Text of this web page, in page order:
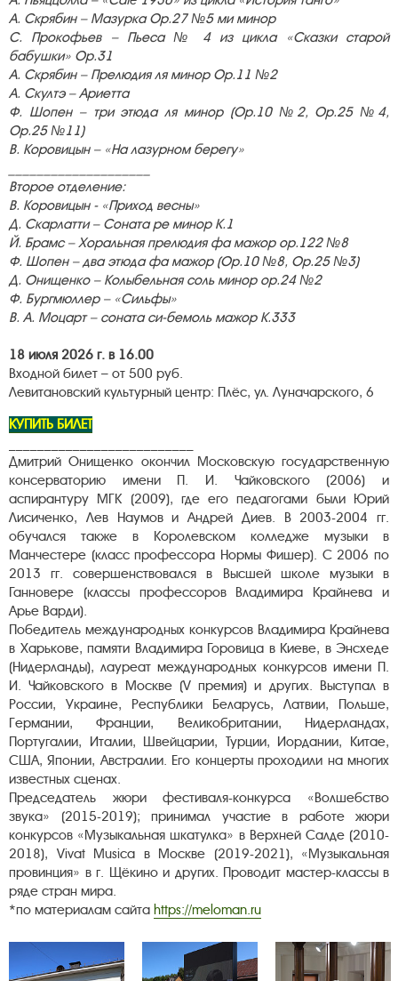
А. Скрябин – Мазурка Op.27 №5 ми минор
С. Прокофьев – Пьеса № 4 из цикла «Сказки старой
бабушки» Ор.31
А. Скрябин – Прелюдия ля минор Ор.11 №2
А. Скултэ – Ариетта
Ф. Шопен – три этюда ля минор (Ор.10 №2, Ор.25 №4,
Ор.25 №11)
В. Коровицын – «На лазурном берегу»
Второе отделение:
В. Коровицын - «Приход весны»
Д. Скарлатти – Соната ре минор К.1
Й. Брамс – Хоральная прелюдия фа мажор ор.122 №8
Ф. Шопен – два этюда фа мажор (Ор.10 №8, Ор.25 №3)
Д. Онищенко – Колыбельная соль минор ор.24 №2
Ф. Бургмюллер – «Сильфы»
В. А. Моцарт – соната си-бемоль мажор К.333
18 июля 2026 г. в 16.00
Входной билет – от 500 руб.
Левитановский культурный центр: Плёс, ул. Луначарского, 6
КУПИТЬ БИЛЕТ
Дмитрий Онищенко окончил Московскую государственную
консерваторию имени П. И. Чайковского (2006) и
аспирантуру МГК (2009), где его педагогами были Юрий
Лисиченко, Лев Наумов и Андрей Диев. В 2003-2004 гг.
обучался также в Королевском колледже музыки в
Манчестере (класс профессора Нормы Фишер). С 2006 по
2013 гг. совершенствовался в Высшей школе музыки в
Ганновере (классы профессоров Владимира Крайнева и
Арье Варди).
Победитель международных конкурсов Владимира Крайнева
в Харькове, памяти Владимира Горовица в Киеве, в Энсхеде
(Нидерланды), лауреат международных конкурсов имени П.
И. Чайковского в Москве (V премия) и других. Выступал в
России, Украине, Республики Беларусь, Латвии, Польше,
Германии, Франции, Великобритании, Нидерландах,
Португалии, Италии, Швейцарии, Турции, Иордании, Китае,
США, Японии, Австралии. Его концерты проходили на многих
известных сценах.
Председатель жюри фестиваля-конкурса «Волшебство
звука» (2015-2019); принимал участие в работе жюри
конкурсов «Музыкальная шкатулка» в Верхней Салде (2010-
2018), Vivat Musica в Москве (2019-2021), «Музыкальная
провинция» в г. Щёкино и других. Проводит мастер-классы в
ряде стран мира.
*по материалам сайта https://meloman.ru